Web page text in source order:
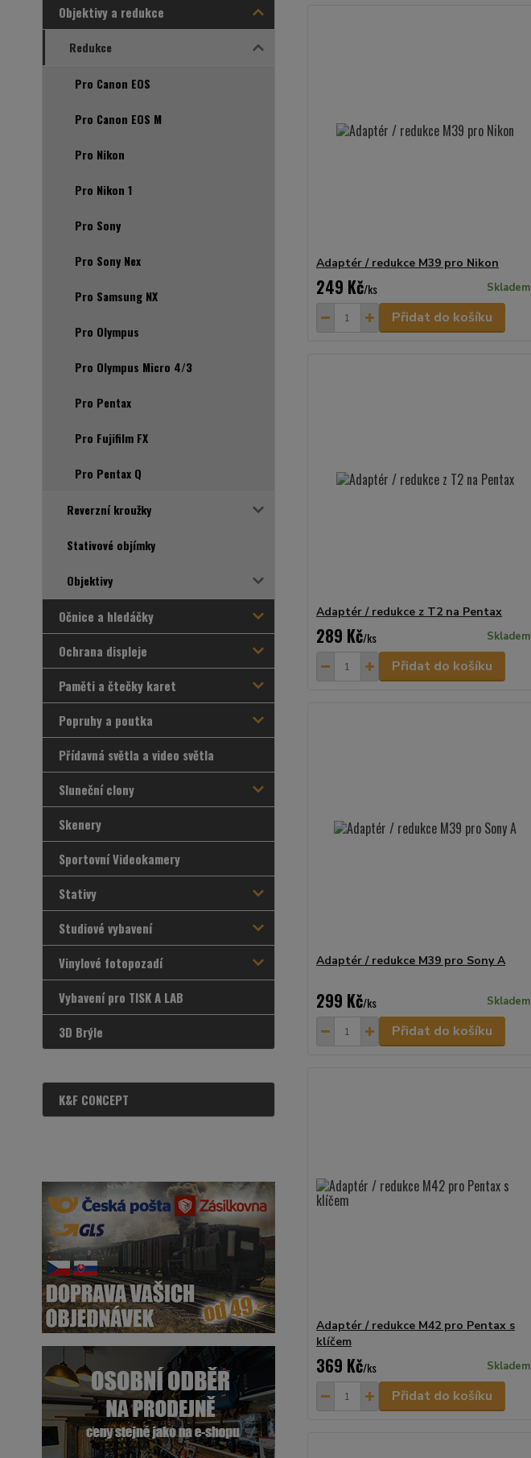
Objektivy a redukce
Redukce
Pro Canon EOS
Pro Canon EOS M
Pro Nikon
Pro Nikon 1
Pro Sony
Pro Sony Nex
Pro Samsung NX
Pro Olympus
Pro Olympus Micro 4/3
Pro Pentax
Pro Fujifilm FX
Pro Pentax Q
Reverzní kroužky
Stativové objímky
Objektivy
Očnice a hledáčky
Ochrana displeje
Paměti a čtečky karet
Popruhy a poutka
Přídavná světla a video světla
Sluneční clony
Skenery
Sportovní Videokamery
Stativy
Studiové vybavení
Vinylové fotopozadí
Vybavení pro TISK A LAB
3D Brýle
K&F CONCEPT
Adaptér / redukce M39 pro Nikon
249 Kč/ks Skladem
Přidat do košíku
Adaptér / redukce z T2 na Pentax
289 Kč/ks Skladem
Přidat do košíku
Adaptér / redukce M39 pro Sony A
299 Kč/ks Skladem
Přidat do košíku
Adaptér / redukce M42 pro Pentax s
klíčem
369 Kč/ks Skladem
Přidat do košíku